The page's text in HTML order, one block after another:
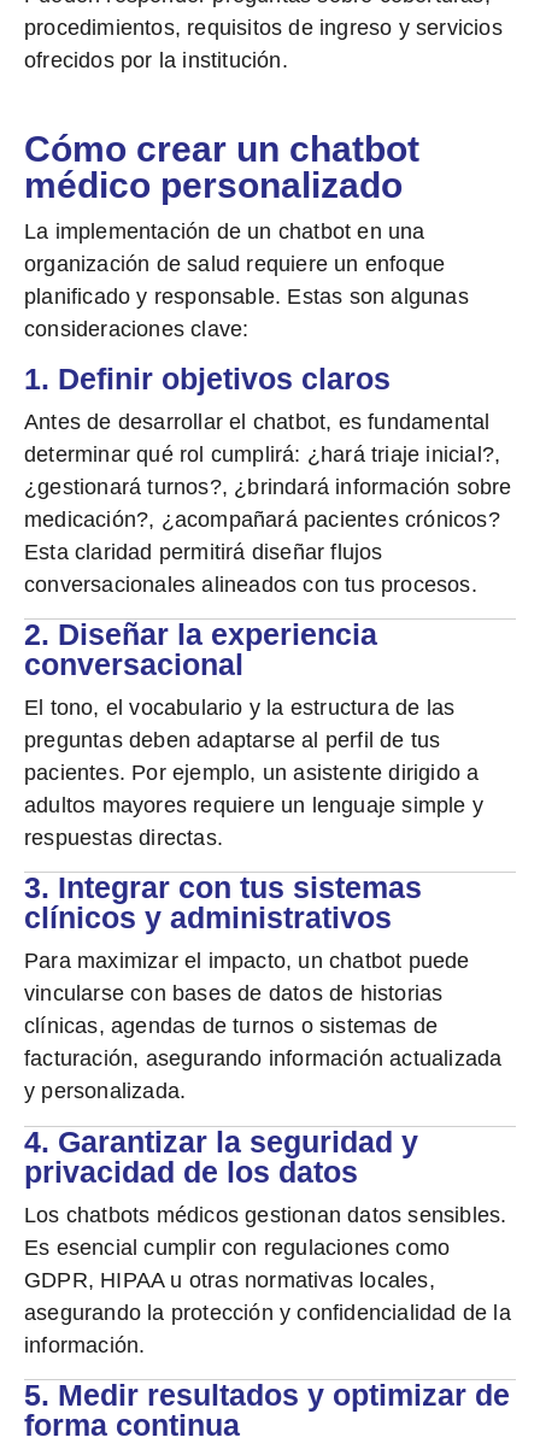
procedimientos, requisitos de ingreso y servicios
ofrecidos por la institución.
Cómo crear un chatbot
médico personalizado
La implementación de un chatbot en una
organización de salud requiere un enfoque
planificado y responsable. Estas son algunas
consideraciones clave:
1. Definir objetivos claros
Antes de desarrollar el chatbot, es fundamental
determinar qué rol cumplirá: ¿hará triaje inicial?,
¿gestionará turnos?, ¿brindará información sobre
medicación?, ¿acompañará pacientes crónicos?
Esta claridad permitirá diseñar flujos
conversacionales alineados con tus procesos.
2. Diseñar la experiencia
conversacional
El tono, el vocabulario y la estructura de las
preguntas deben adaptarse al perfil de tus
pacientes. Por ejemplo, un asistente dirigido a
adultos mayores requiere un lenguaje simple y
respuestas directas.
3. Integrar con tus sistemas
clínicos y administrativos
Para maximizar el impacto, un chatbot puede
vincularse con bases de datos de historias
clínicas, agendas de turnos o sistemas de
facturación, asegurando información actualizada
y personalizada.
4. Garantizar la seguridad y
privacidad de los datos
Los chatbots médicos gestionan datos sensibles.
Es esencial cumplir con regulaciones como
GDPR, HIPAA u otras normativas locales,
asegurando la protección y confidencialidad de la
información.
5. Medir resultados y optimizar de
forma continua